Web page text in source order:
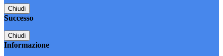
Chiudi
Successo
Chiudi
Informazione